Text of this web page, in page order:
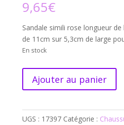
9,65€
Sandale simili rose longueur
de 11cm sur 5,3cm de large
En stock
rose
Poupée
Ajouter au panier
UGS : 17397 Catégorie :